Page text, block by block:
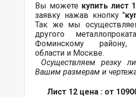
Вы можете купить лист
заявку нажав кнопку "
Так же мы
другого металлопроката
Фоминскому району,
области и Москве.
Осуществляем резку
Вашим размерам и
Лист 12 цена : от